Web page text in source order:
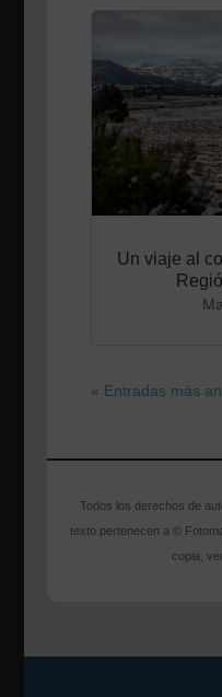
Un viaje al
« Entradas más
Todos los derechos de
texto pertenecen a ©
copia,